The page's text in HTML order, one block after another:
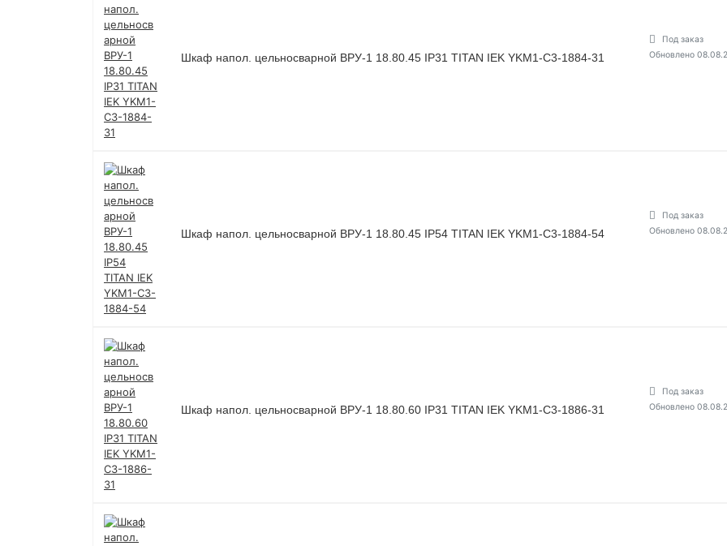
Шкаф напол. цельносварной ВРУ-1 18.80.45 IP31 TITAN IEK YKM1-C3-1884-31
Под заказ
Обновлено
Шкаф напол. цельносварной ВРУ-1 18.80.45 IP54 TITAN IEK YKM1-C3-1884-54
Под заказ
Обновлено
Шкаф напол. цельносварной ВРУ-1 18.80.60 IP31 TITAN IEK YKM1-C3-1886-31
Под заказ
Обновлено